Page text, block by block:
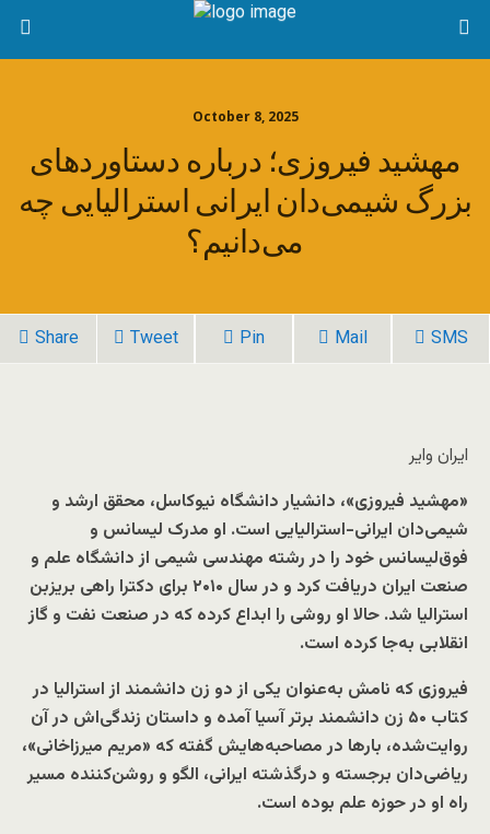
October 8, 2025
مهشید فیروزی؛ درباره دستاوردهای
بزرگ شیمی‌دان ایرانی استرالیایی چه
می‌دانیم؟
Share Tweet Pin Mail SMS
ایران وایر
«مهشید فیروزی»، دانشیار دانشگاه نیوکاسل، محقق ارشد و
شیمی‌دان ایرانی-استرالیایی است. او مدرک لیسانس و
فوق‌لیسانس خود را در رشته مهندسی شیمی از دانشگاه علم و
صنعت ایران دریافت کرد و در سال ۲۰۱۰ برای دکترا راهی بریزبن
استرالیا شد. حالا او روشی را ابداع کرده که در صنعت نفت و گاز
انقلابی به‌جا کرده است.
فیروزی که نامش به‌عنوان یکی از دو زن دانشمند از استرالیا در
کتاب ۵۰ زن دانشمند برتر آسیا آمده و داستان زندگی‌اش در آن
روایت‌شده، بارها در مصاحبه‌هایش گفته که «مریم میرزاخانی»،
ریاضی‌دان برجسته و درگذشته ایرانی، الگو و روشن‌کننده مسیر
راه او در حوزه علم بوده است.